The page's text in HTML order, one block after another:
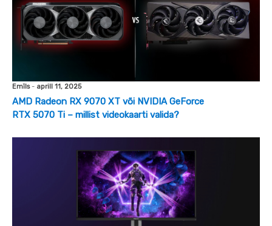
Emīls- aprill 11, 2025
AMD Radeon RX 9070 XT või NVIDIA GeForce
RTX 5070 Ti – millist videokaarti valida?